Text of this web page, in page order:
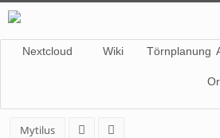
Nextcloud Wiki Törnplanung
Mytilus